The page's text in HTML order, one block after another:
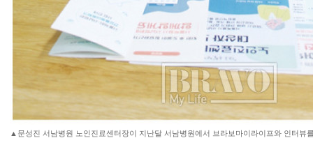
▲문성진 서남병원 노인진료센터장이 지난달 서남병원에서 브라보마이라이프와 인터뷰